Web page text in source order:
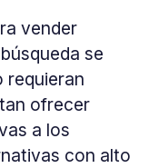
vender
se
requieran
ofrecer
a los
con alto